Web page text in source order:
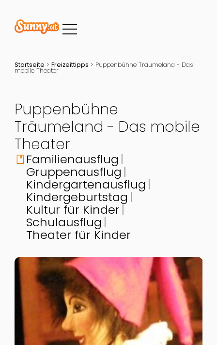
Startseite > Freizeittipps > Puppenbühne Träumeland - Das
mobile Theater
Puppenbühne
Träumeland - Das mobile
Theater
book Familienausflug
Gruppenausflug
Kindergartenausflug
Kindergeburtstag
Kultur für Kinder
Schulausflug
Theater für Kinder